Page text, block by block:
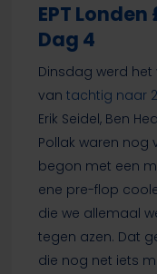
EPT
Dag 4
Dinsdag werd het
van tachtig naar
Erik Seidel, Ben
Pollak waren nog
begon met een
ene pre-flop
die we allemaal
tegen azen. Dat
die nog net iets